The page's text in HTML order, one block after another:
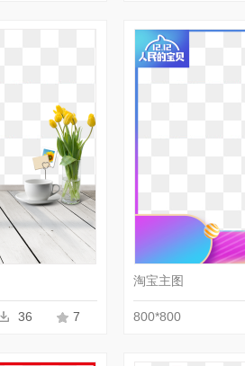
36 7
淘宝主图
800*800
PNG